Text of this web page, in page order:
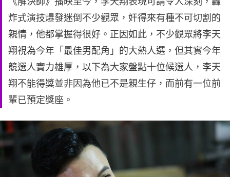
炸式演技爆發迷倒不少觀眾，奸得來有種不可切割的
親情，他都掌握得很好。正因如此，不少觀眾將李天
翔視為今年「最佳男配角」的大熱人選，但其實今年
競選人實力雄厚，以下為大家盤點十位候選人，李天
翔不能得獎並非因為他已不是親生仔，而前有一位前
輩已預定獎座。